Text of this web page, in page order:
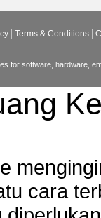
Terms & Conditions
for software, hardware,
cara